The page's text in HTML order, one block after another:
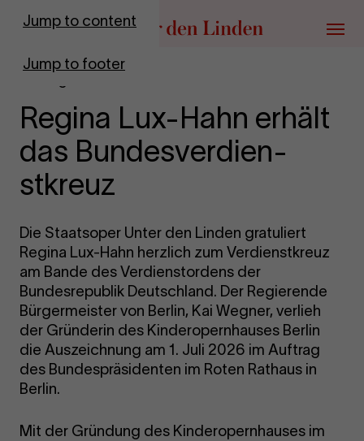
Jump to content
Jump to footer
Go to homepage
Menu
Re­gina Lux-​Hahn erhält
das Bundes­verdien­
stkreuz
Die Staatsoper Unter den Linden gratuliert
Regina Lux-Hahn herzlich zum Verdienstkreuz
am Bande des Verdienstordens der
Bundesrepublik Deutschland. Der Regierende
Bürgermeister von Berlin, Kai Wegner, verlieh
der Gründerin des Kinderopernhauses Berlin
die Auszeichnung am 1. Juli 2026 im Auftrag
des Bundespräsidenten im Roten Rathaus in
Berlin.
Mit der Gründung des Kinderopernhauses im